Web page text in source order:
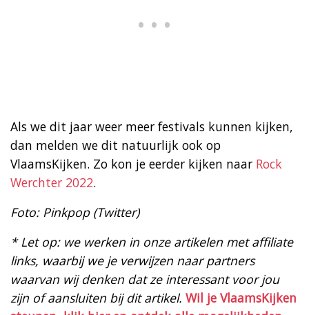
Als we dit jaar weer meer festivals kunnen kijken,
dan melden we dit natuurlijk ook op
VlaamsKijken. Zo kon je eerder kijken naar Rock
Werchter 2022.
Foto: Pinkpop (Twitter)
* Let op: we werken in onze artikelen met affiliate
links, waarbij we je verwijzen naar partners
waarvan wij denken dat ze interessant voor jou
zijn of aansluiten bij dit artikel. Wil je VlaamsKijken